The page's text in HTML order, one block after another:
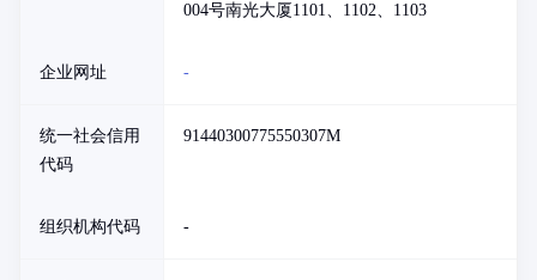
004号南光大厦1101、1102、1103
企业网址 -
统一社会信用
代码
91440300775550307M
组织机构代码 -